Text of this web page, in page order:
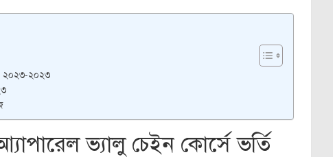
২০২৩-২০২৩
ভ্যালু চেইন কোর্সে ভর্তি